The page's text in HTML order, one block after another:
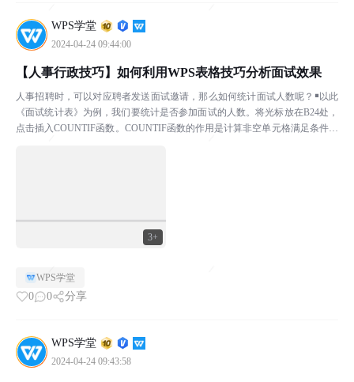
WPS学堂
2024-04-24 09:44:00
3+
【人事行政技巧】如何利用WPS表格技巧分析面试效果
人事招聘时，可以对应聘者发送面试邀请，那么如何统计面试人数呢？￭以此
《面试统计表》为例，我们要统计是否参加面试的人数。将光标放在B24处，
点击插入COUNTIF函数。COUNTIF函数的作用是计算非空单元格满足条件的
WPS学堂
0 0 分享
WPS学堂
2024-04-24 09:43:58